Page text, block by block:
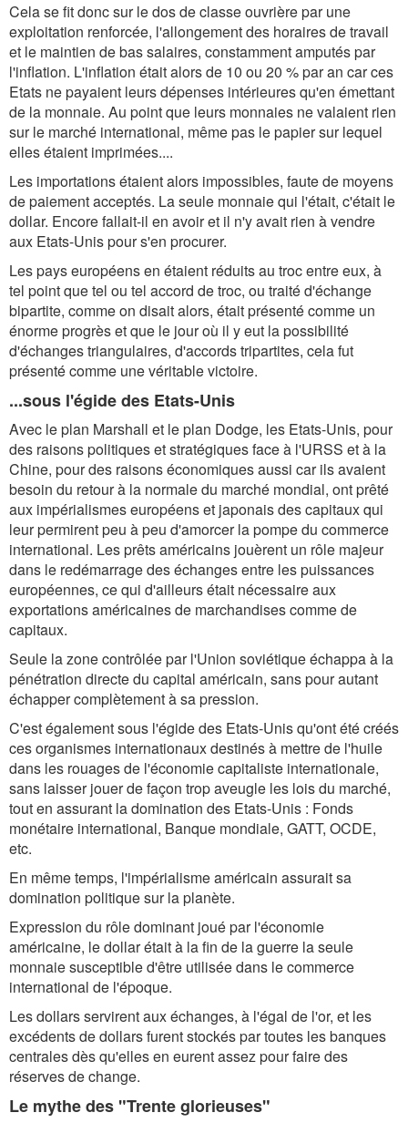
Cela se fit donc sur le dos de classe ouvrière par une
exploitation renforcée, l'allongement des horaires de travail
et le maintien de bas salaires, constamment amputés par
l'inflation. L'inflation était alors de 10 ou 20 % par an car ces
Etats ne payaient leurs dépenses intérieures qu'en émettant
de la monnaie. Au point que leurs monnaies ne valaient rien
sur le marché international, même pas le papier sur lequel
elles étaient imprimées....
Les importations étaient alors impossibles, faute de moyens
de paiement acceptés. La seule monnaie qui l'était, c'était le
dollar. Encore fallait-il en avoir et il n'y avait rien à vendre
aux Etats-Unis pour s'en procurer.
Les pays européens en étaient réduits au troc entre eux, à
tel point que tel ou tel accord de troc, ou traité d'échange
bipartite, comme on disait alors, était présenté comme un
énorme progrès et que le jour où il y eut la possibilité
d'échanges triangulaires, d'accords tripartites, cela fut
présenté comme une véritable victoire.
...sous l'égide des Etats-Unis
Avec le plan Marshall et le plan Dodge, les Etats-Unis, pour
des raisons politiques et stratégiques face à l'URSS et à la
Chine, pour des raisons économiques aussi car ils avaient
besoin du retour à la normale du marché mondial, ont prêté
aux impérialismes européens et japonais des capitaux qui
leur permirent peu à peu d'amorcer la pompe du commerce
international. Les prêts américains jouèrent un rôle majeur
dans le redémarrage des échanges entre les puissances
européennes, ce qui d'ailleurs était nécessaire aux
exportations américaines de marchandises comme de
capitaux.
Seule la zone contrôlée par l'Union soviétique échappa à la
pénétration directe du capital américain, sans pour autant
échapper complètement à sa pression.
C'est également sous l'égide des Etats-Unis qu'ont été créés
ces organismes internationaux destinés à mettre de l'huile
dans les rouages de l'économie capitaliste internationale,
sans laisser jouer de façon trop aveugle les lois du marché,
tout en assurant la domination des Etats-Unis : Fonds
monétaire international, Banque mondiale, GATT, OCDE,
etc.
En même temps, l'impérialisme américain assurait sa
domination politique sur la planète.
Expression du rôle dominant joué par l'économie
américaine, le dollar était à la fin de la guerre la seule
monnaie susceptible d'être utilisée dans le commerce
international de l'époque.
Les dollars servirent aux échanges, à l'égal de l'or, et les
excédents de dollars furent stockés par toutes les banques
centrales dès qu'elles en eurent assez pour faire des
réserves de change.
Le mythe des "Trente glorieuses"